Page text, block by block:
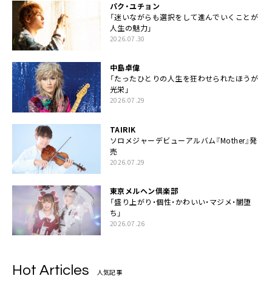
パク・ユチョン
「迷いながらも選択をして進んでいくことが
人生の魅力」
2026.07.30
中島卓偉
「たったひとりの人生を狂わせられたほうが
光栄」
2026.07.29
TAIRIK
ソロメジャーデビューアルバム『Mother』発
売
2026.07.29
東京メルヘン倶楽部
「盛り上がり・個性・かわいい・マジメ・闇堕
ち」
2026.07.26
Hot Articles 人気記事